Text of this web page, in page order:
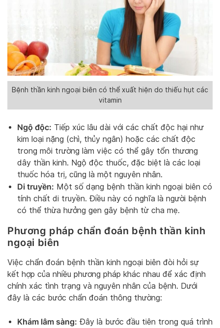
Bệnh thần kinh ngoại biên có thể xuất hiện do thiếu hụt các
vitamin
Ngộ độc: Tiếp xúc lâu dài với các chất độc hại như
kim loại nặng (chì, thủy ngân) hoặc các chất độc
trong môi trường làm việc có thể gây tổn thương
dây thần kinh. Ngộ độc thuốc, đặc biệt là các loại
thuốc hóa trị, cũng là một nguyên nhân.
Di truyền: Một số dạng bệnh thần kinh ngoại biên có
tính chất di truyền. Điều này có nghĩa là người bệnh
có thể thừa hưởng gen gây bệnh từ cha mẹ.
Phương pháp chẩn đoán bệnh thần kinh
ngoại biên
Việc chẩn đoán bệnh thần kinh ngoại biên đòi hỏi sự
kết hợp của nhiều phương pháp khác nhau để xác định
chính xác tình trạng và nguyên nhân của bệnh. Dưới
đây là các bước chẩn đoán thông thường:
Khám lâm sàng: Đây là bước đầu tiên trong quá trình